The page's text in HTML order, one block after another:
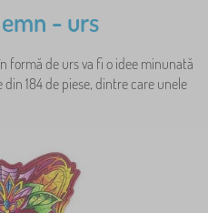
- urs
formă de urs va fi o idee minunată
184 de piese, dintre care unele